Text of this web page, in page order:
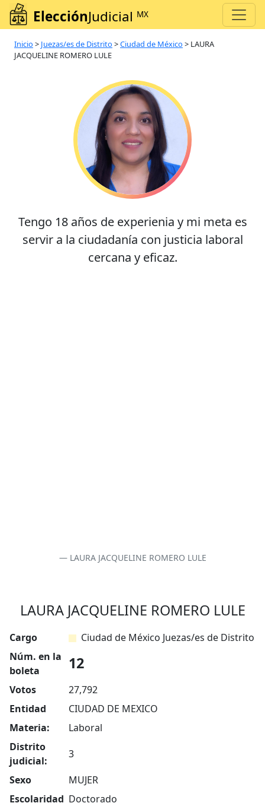
ElecciónJudicial MX
Inicio > Juezas/es de Distrito >Ciudad de México > LAURA
JACQUELINE ROMERO LULE
Tengo 18 años de experienia y mi meta es
servir a la ciudadanía con justicia laboral
cercana y eficaz.
LAURA JACQUELINE ROMERO LULE
LAURA JACQUELINE ROMERO LULE
Cargo
Ciudad de México Juezas/es de Distrito
Núm. en la
boleta
12
Votos
27,792
Entidad
CIUDAD DE MEXICO
Materia:
Laboral
Distrito
judicial:
3
Sexo
MUJER
Escolaridad Doctorado